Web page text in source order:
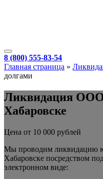
8 (800) 555-83-54
Главная страница »
долгами
Ликвидация ООО
Хабаровске
Цена от 10 000 рублей
Мы проводим ликвидацию
Хабаровске посредством
электронном виде: